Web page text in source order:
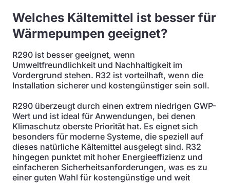
Welches Kältemittel ist besser für
Wärmepumpen geeignet?
R290 ist besser geeignet, wenn
Umweltfreundlichkeit und Nachhaltigkeit im
Vordergrund stehen. R32 ist vorteilhaft, wenn die
Installation sicherer und kostengünstiger sein soll.
R290 überzeugt durch einen extrem niedrigen GWP-
Wert und ist ideal für Anwendungen, bei denen
Klimaschutz oberste Priorität hat. Es eignet sich
besonders für moderne Systeme, die speziell auf
dieses natürliche Kältemittel ausgelegt sind. R32
hingegen punktet mit hoher Energieeffizienz und
einfacheren Sicherheitsanforderungen, was es zu
einer guten Wahl für kostengünstige und weit